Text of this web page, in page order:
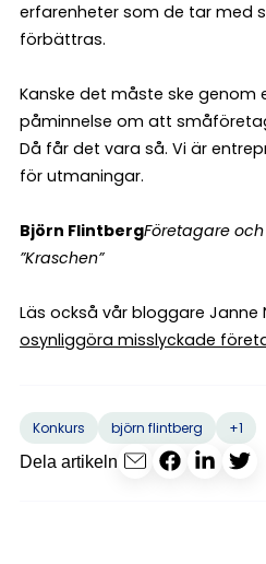
erfarenheter som de tar med
förbättras.
Kanske det måste ske genom
påminnelse om att
Då får det vara så. Vi är
för utmaningar.
Björn FlintbergFöretagare
”Kraschen”
Läs också vår bloggare Janne
osynliggöra misslyckade
Konkurs björn flintberg
+1
Dela artikeln